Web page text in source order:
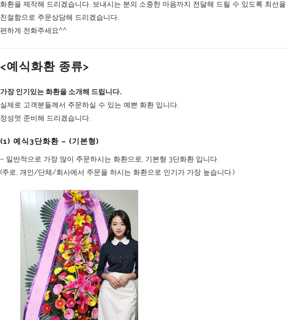
화환을 제작해 드리겠습니다. 보내시는 분의 소중한 마음까지 전달해 드릴 수 있도록 최선을
친절함으로 주문상담해 드리겠습니다.
편하게 전화주세요^^
<예식화환 종류>
가장 인기있는 화환을 소개해 드립니다.
실제로 고객분들께서 주문하실 수 있는 예쁜 화환 입니다.
정성껏 준비해 드리겠습니다.
(1) 예식3단화환 – (기본형)
– 일반적으로 가장 많이 주문하시는 화환으로, 기본형 3단화환 입니다.
(주로, 개인/단체/회사에서 주문을 하시는 화환으로 인기가 가장 높습니다.)